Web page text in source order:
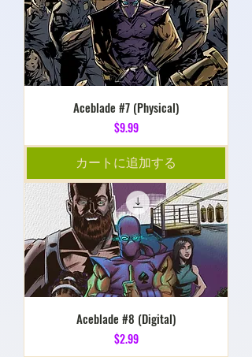
Aceblade #7 (Physical)
価格
$9.99
カートに追加する
Aceblade #8 (Digital)
価格
$2.99